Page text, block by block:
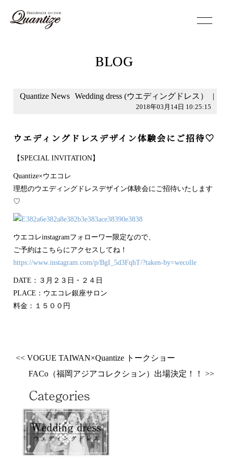
BLOG
Quantize News Wedding dress (ウエディングドレス） |
2018年03月14日 10:25:15
ウエディングドレスデザイン体験会にご招待♡
【SPECIAL INVITATION】
Quantize×ウエコレ
理想のウエディングドレスデザイン体験会にご招待いたします
♡
ウエコレinstagramフォローワー限定なので、
ご予約はこちらにアクセスしてね！
https://www.instagram.com/p/BgI_5d3FqhT/?taken-by=wecolle
DATE：３月２３日・２４日
PLACE：ウエコレ銀座サロン
料金：１５００円
<< VOGUE TAIWAN×Quantize トークショー
FACo（福岡アジアコレクション）出場決定！！ >>